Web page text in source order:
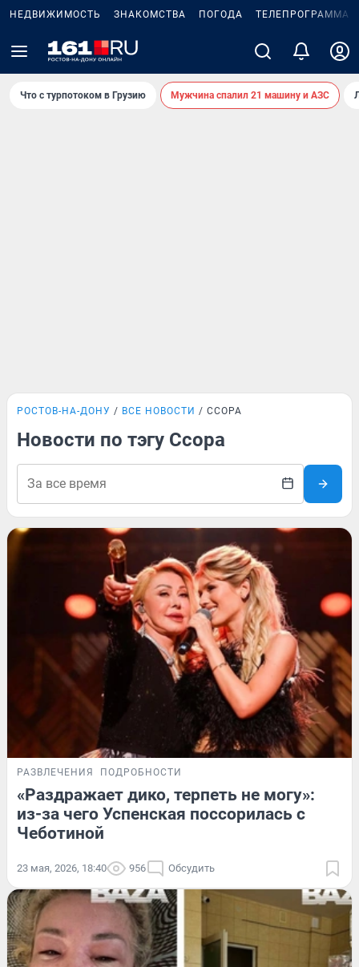
НЕДВИЖИМОСТЬ ЗНАКОМСТВА ПОГОДА ТЕЛЕПРОГРАММА
Что с турпотоком в Грузию Мужчина спалил 21 машину и АЗС
РОСТОВ-НА-ДОНУ ВСЕ НОВОСТИ ССОРА
Новости по тэгу Ссора
РАЗВЛЕЧЕНИЯ ПОДРОБНОСТИ
«Раздражает дико, терпеть не могу»:
из-за чего Успенская поссорилась с
Чеботиной
23 мая, 2026, 18:40 956 Обсудить